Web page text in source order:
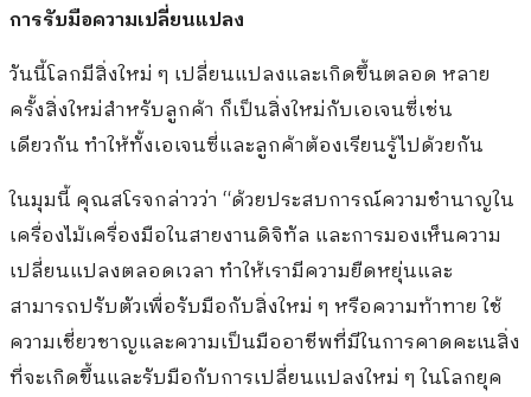
การรับมือความเปลี่ยนแปลง
วันนี้โลกมีสิ่งใหม่ ๆ เปลี่ยนแปลงและเกิดขึ้นตลอด หลาย
ครั้งสิ่งใหม่สำหรับลูกค้า ก็เป็นสิ่งใหม่กับเอเจนซี่เช่น
เดียวกัน ทำให้ทั้งเอเจนซี่และลูกค้าต้องเรียนรู้ไปด้วยกัน
ในมุมนี้ คุณสโรจกล่าวว่า “ด้วยประสบการณ์ความชำนาญใน
เครื่องไม้เครื่องมือในสายงานดิจิทัล และการมองเห็นความ
เปลี่ยนแปลงตลอดเวลา ทำให้เรามีความยืดหยุ่นและ
สามารถปรับตัวเพื่อรับมือกับสิ่งใหม่ ๆ หรือความท้าทาย ใช้
ความเชี่ยวชาญและความเป็นมืออาชีพที่มีในการคาดคะเนสิ่ง
ที่จะเกิดขึ้นและรับมือกับการเปลี่ยนแปลงใหม่ ๆ ในโลกยุค